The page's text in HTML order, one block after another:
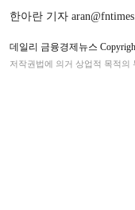
한아란 기자
데일리 금융경제뉴스
저작권법에 의거 상업적 목적의